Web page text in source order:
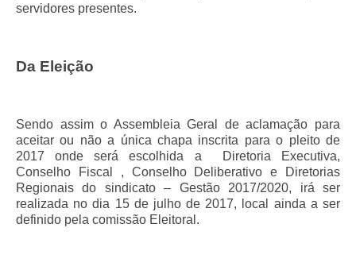
servidores presentes.
Da Eleição
Sendo assim o Assembleia Geral de aclamação para
aceitar ou não a única chapa inscrita para o pleito de
2017 onde será escolhida a Diretoria Executiva,
Conselho Fiscal , Conselho Deliberativo e Diretorias
Regionais do sindicato – Gestão 2017/2020, irá ser
realizada no dia 15 de julho de 2017, local ainda a ser
definido pela comissão Eleitoral.